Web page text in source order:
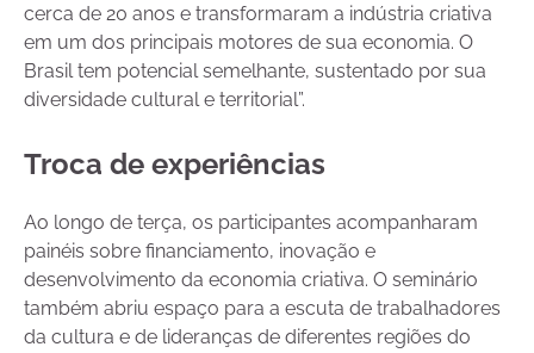
cerca de 20 anos e transformaram a indústria criativa
em um dos principais motores de sua economia. O
Brasil tem potencial semelhante, sustentado por sua
diversidade cultural e territorial”.
Troca de experiências
Ao longo de terça, os participantes acompanharam
painéis sobre financiamento, inovação e
desenvolvimento da economia criativa. O seminário
também abriu espaço para a escuta de trabalhadores
da cultura e de lideranças de diferentes regiões do